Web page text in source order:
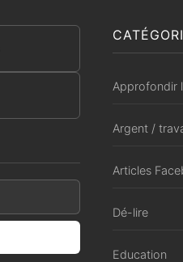
Approfondir
Argent /
Articles
Dé-lire
Education